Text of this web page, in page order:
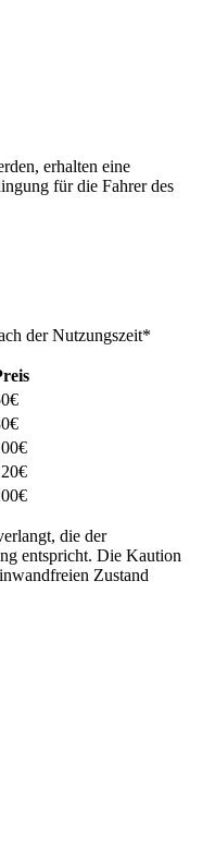
erhalten eine
für die Fahrer des
der Nutzungszeit*
die der
entspricht. Die Kaution
Zustand